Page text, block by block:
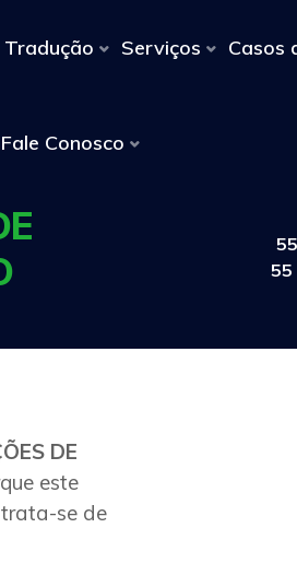
Tradução Serviços Casos
Fale Conosco
55
DE
este
se de